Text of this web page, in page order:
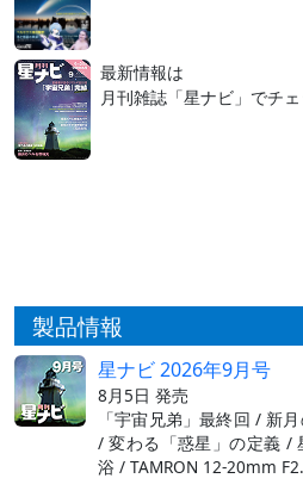
最新情報は
月刊雑誌「星ナビ」でチェ
製品情報
星ナビ 2026年9月号
8月5日 発売
「宇宙兄弟」最終回 / 新
/ 変わる「惑星」の定義 /
浴 / TAMRON 12-20mm